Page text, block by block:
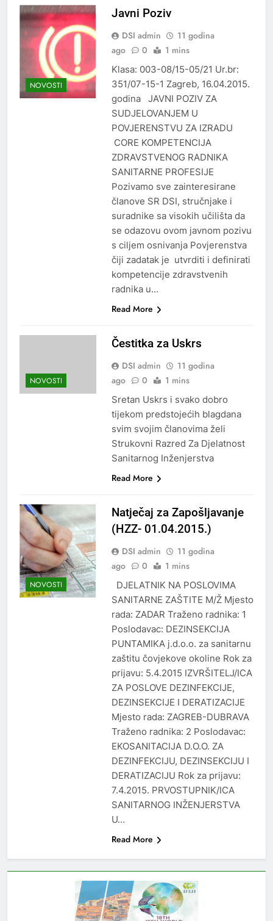
NOVOSTI
Javni Poziv
DSI admin
11 godina
ago
0 1 mins
Klasa: 003-08/15-05/21 Ur.br:
351/07-15-1 Zagreb, 16.04.2015.
godina JAVNI POZIV ZA
SUDJELOVANJEM U
POVJERENSTVU ZA IZRADU
CORE KOMPETENCIJA
ZDRAVSTVENOG RADNIKA
SANITARNE PROFESIJE
Pozivamo sve zainteresirane
članove SR DSI, stručnjake i
suradnike sa visokih učilišta da
se odazovu ovom javnom pozivu
s ciljem osnivanja Povjerenstva
čiji zadatak je utvrditi i definirati
kompetencije zdravstvenih
radnika u…
Read More
NOVOSTI
Čestitka za Uskrs
DSI admin
11 godina
ago
0 1 mins
Sretan Uskrs i svako dobro
tijekom predstojećih blagdana
svim svojim članovima želi
Strukovni Razred Za Djelatnost
Sanitarnog Inženjerstva
Read More
NOVOSTI
Natječaj za Zapošljavanje
(HZZ- 01.04.2015.)
DSI admin
11 godina
ago
0 1 mins
DJELATNIK NA POSLOVIMA
SANITARNE ZAŠTITE M/Ž Mjesto
rada: ZADAR Traženo radnika: 1
Poslodavac: DEZINSEKCIJA
PUNTAMIKA j.d.o.o. za sanitarnu
zaštitu čovjekove okoline Rok za
prijavu: 5.4.2015 IZVRŠITELJ/ICA
ZA POSLOVE DEZINFEKCIJE,
DEZINSEKCIJE I DERATIZACIJE
Mjesto rada: ZAGREB-DUBRAVA
Traženo radnika: 2 Poslodavac:
EKOSANITACIJA D.O.O. ZA
DEZINFEKCIJU, DEZINSEKCIJU I
DERATIZACIJU Rok za prijavu:
7.4.2015. PRVOSTUPNIK/ICA
SANITARNOG INŽENJERSTVA
U…
Read More